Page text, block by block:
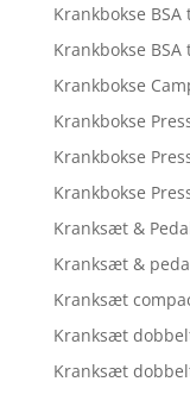
Krankbokse BSA
Krankbokse
Krankbokse
Krankbokse
Krankbokse
Krankbokse
Kranksæt &
Kranksæt &
Kranksæt
Kranksæt
Kranksæt